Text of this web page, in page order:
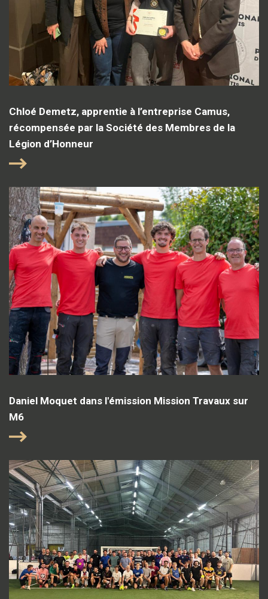
Chloé Demetz, apprentie à l’entreprise Camus,
récompensée par la Société des Membres de la
Légion d’Honneur
Daniel Moquet dans l'émission Mission Travaux sur
M6